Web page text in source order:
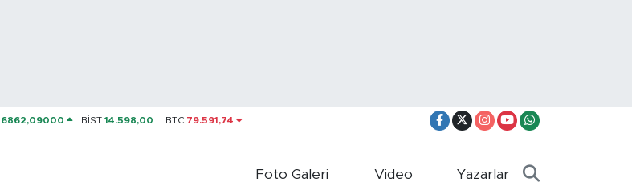
6862,09000 BİST14.598,00 BTC 79.591,74
Foto Galeri Video Yazarlar